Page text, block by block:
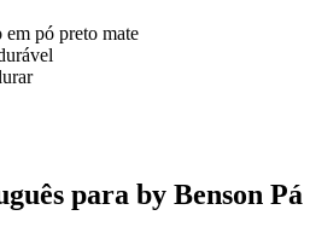
em pó preto mate
para by Benson